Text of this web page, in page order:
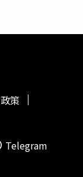
策
Telegram